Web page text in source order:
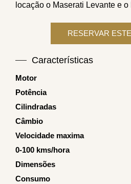
locação o Maserati Levante e o
Características
Motor
Potência
Cilindradas
Câmbio
Velocidade maxima
0-100 kms/hora
Dimensões
Consumo